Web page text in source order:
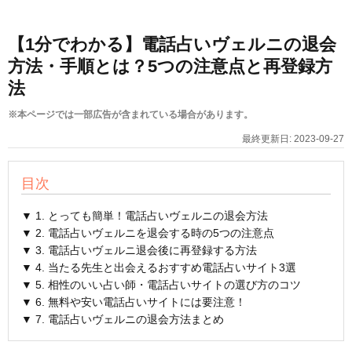
【1分でわかる】電話占いヴェルニの退会
方法・手順とは？5つの注意点と再登録方
法
※本ページでは一部広告が含まれている場合があります。
最終更新日: 2023-09-27
目次
▼ 1. とっても簡単！電話占いヴェルニの退会方法
▼ 2. 電話占いヴェルニを退会する時の5つの注意点
▼ 3. 電話占いヴェルニ退会後に再登録する方法
▼ 4. 当たる先生と出会えるおすすめ電話占いサイト3選
▼ 5. 相性のいい占い師・電話占いサイトの選び方のコツ
▼ 6. 無料や安い電話占いサイトには要注意！
▼ 7. 電話占いヴェルニの退会方法まとめ